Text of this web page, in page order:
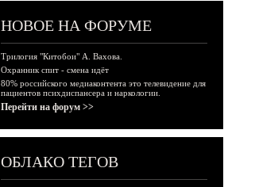
НОВОЕ НА ФОРУМЕ
Трилогия "Китобои" А. Вахова.
Охранник спит - смена идёт
80% российского медиаконтента это телевидение для
пациентов психдиспансера и наркологии.
Перейти на форум >>
ОБЛАКО ТЕГОВ